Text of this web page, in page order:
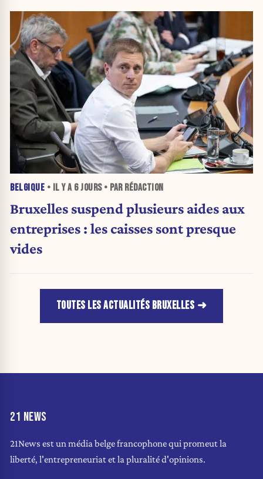
BELGIQUE • IL Y A 6 JOURS• PAR RÉDACTION
Bruxelles suspend plusieurs aides aux
entreprises : les caisses sont presque
vides
TOUTES LES ACTUALITÉS BRUXELLES
21 NEWS
21News est un média belge francophone qui promeut la
liberté, l'entrepreneuriat et la pluralité d'opinions.